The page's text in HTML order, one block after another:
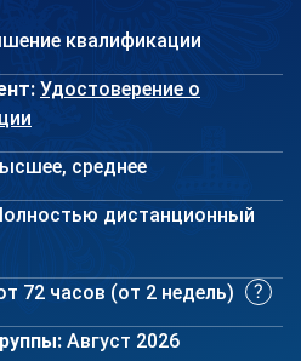
квалификации
Удостоверение о
среднее
дистанционный
72 часов (от 2 недель)
Август 2026